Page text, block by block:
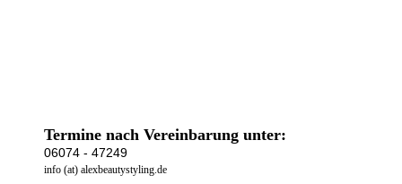
Termine nach Vereinbarung unter:
06074 - 47249
info (at) alexbeautystyling.de